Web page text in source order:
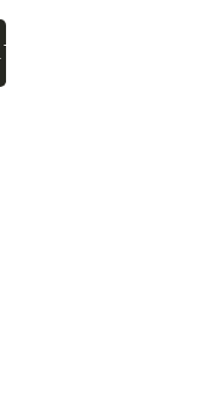
cursor